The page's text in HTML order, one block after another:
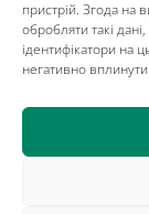
пристрій. Згода на
обробляти такі
ідентифікатори на
негативно
Умови
Impressum